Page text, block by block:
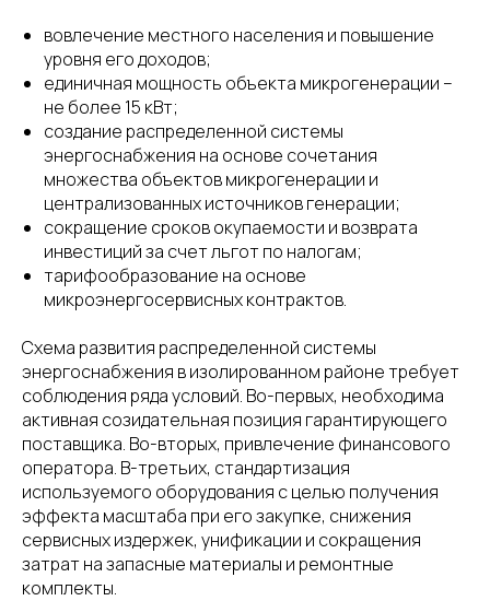
вовлечение местного населения и повышение
уровня его доходов;
единичная мощность объекта микрогенерации –
не более 15 кВт;
создание распределенной системы
энергоснабжения на основе сочетания
множества объектов микрогенерации и
централизованных источников генерации;
сокращение сроков окупаемости и возврата
инвестиций за счет льгот по налогам;
тарифообразование на основе
микроэнергосервисных контрактов.
Схема развития распределенной системы
энергоснабжения в изолированном районе требует
соблюдения ряда условий. Во-первых, необходима
активная созидательная позиция гарантирующего
поставщика. Во-вторых, привлечение финансового
оператора. В-третьих, стандартизация
используемого оборудования с целью получения
эффекта масштаба при его закупке, снижения
сервисных издержек, унификации и сокращения
затрат на запасные материалы и ремонтные
комплекты.